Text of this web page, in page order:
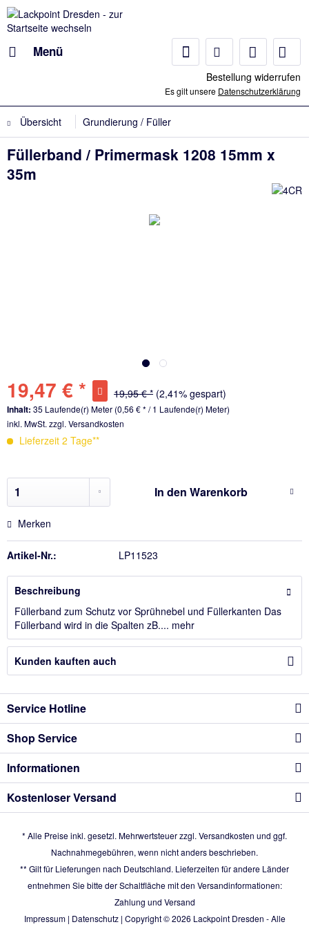
Menü
Bestellung widerrufen
Es gilt unsere Datenschutzerklärung
Übersicht Grundierung / Füller
Füllerband / Primermask 1208 15mm x
35m
19,47 € * 19,95 € * (2,41% gespart)
Inhalt: 35 Laufende(r) Meter (0,56 € * / 1 Laufende(r) Meter)
inkl. MwSt. zzgl. Versandkosten
Lieferzeit 2 Tage**
In den Warenkorb
Merken
Artikel-Nr.: LP11523
Beschreibung
Füllerband zum Schutz vor Sprühnebel und Füllerkanten Das
Füllerband wird in die Spalten zB.... mehr
Kunden kauften auch
Service Hotline
Shop Service
Informationen
Kostenloser Versand
* Alle Preise inkl. gesetzl. Mehrwertsteuer zzgl. Versandkosten und ggf.
Nachnahmegebühren, wenn nicht anders beschrieben.
** Gilt für Lieferungen nach Deutschland. Lieferzeiten für andere Länder
entnehmen Sie bitte der Schaltfläche mit den Versandinformationen:
Zahlung und Versand
Impressum| Datenschutz| Copyright © 2026 Lackpoint Dresden - Alle